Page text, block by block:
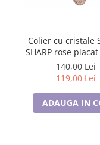
Colier cu cristale
SHARP rose placat cu aur
galben
140,00 Lei
119,00 Lei
ADAUGA IN